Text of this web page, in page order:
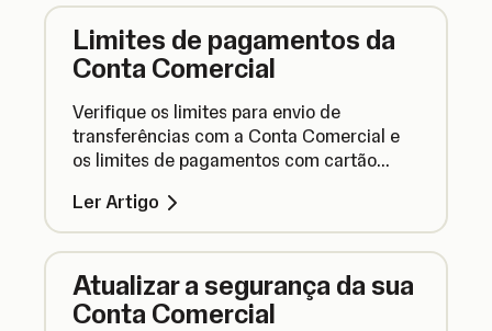
Limites de pagamentos da
Conta Comercial
Verifique os limites para envio de
transferências com a Conta Comercial e
os limites de pagamentos com cartão
Business.
Ler Artigo
Atualizar a segurança da sua
Conta Comercial